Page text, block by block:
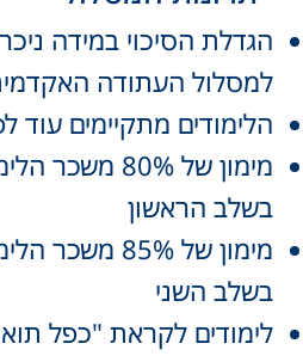
הגדלת הסיכוי במידה
למסלול העתודה
הלימודים מתקיימים עוד
מימון של 80%
בשלב הראשון
מימון של 85%
בשלב השני
לימודים לקראת "כפל